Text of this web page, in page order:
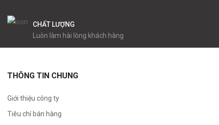
CHẤT LƯỢNG
Luôn làm hài lòng khách hàng
THÔNG TIN CHUNG
Giới thiệu công ty
Tiêu chí bán hàng